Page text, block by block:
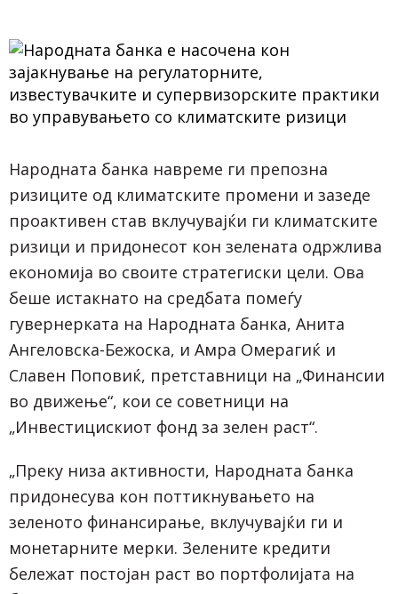
Народната банка навреме ги препозна
ризиците од климатските промени и зазеде
проактивен став вклучувајќи ги климатските
ризици и придонесот кон зелената одржлива
економија во своите стратегиски цели. Ова
беше истакнато на средбата помеѓу
гувернерката на Народната банка, Анита
Ангеловска-Бежоска, и Амра Омерагиќ и
Славен Поповиќ, претставници на „Финансии
во движење“, кои се советници на
„Инвестицискиот фонд за зелен раст“.
„Преку низа активности, Народната банка
придонесува кон поттикнувањето на
зеленото финансирање, вклучувајќи ги и
монетарните мерки. Зелените кредити
бележат постојан раст во портфолијата на